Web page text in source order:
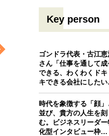
Key person
ゴンドラ代表・古江恵
さん「仕事を通して成
できる、わくわくドキ
キできる会社にしたい
考えたんで…
時代を象徴する「顔」
並び、貴方の人生を刻
む。ビジネスリーダー
化型インタビュー枠